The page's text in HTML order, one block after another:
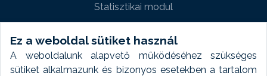
Ez a weboldal sütiket használ
A weboldalunk alapvető működéséhez szükséges
sütiket alkalmazunk és bizonyos esetekben a tartalom
Statisztikai modul
Weboldal modul
Fényképtár extra modul